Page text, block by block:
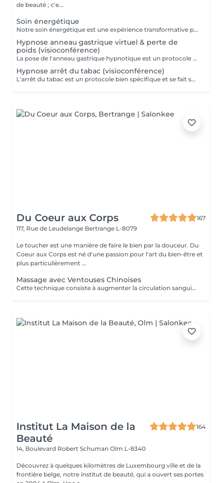
de beauté ; c'e...
Soin énergétique
Notre soin énergétique est une expérience transformative pour libérer blocages et tensions, tout en cultivant une paix intérieure profonde. Ce traitement unique agit sur les énergies environnantes et utilise des techniques éprouvées pour harmoniser l'énergie vitale de votre corps. Avec une approche holistique, nous ciblons les déséquilibres énergétiques qui influent sur votre santé physique et émotionnelle. Basée sur l'interaction avec les champs énergétiques, cette méthode restaure l'équilibre entre corps, esprit et âme. Ce soin, apaisant et régénérant, stimule vos capacités naturelles d'auto-guérison, renforçant vitalité et clarté mentale. Idéal pour se sentir revitalisé, allégé du quotidien, et en harmonie avec soi-même.
Hypnose anneau gastrique virtuel & perte de
poids (visioconférence)
La pose de l'anneau gastrique hypnotique est un protocole bien spécifique et se fait sur 4 séances. Une séance de suivi est également comprise dans le forfait. L'anneau gastrique hypnotique sera bénéfique pour quiconque a un surpoids de 10kg ou plus. La solution hypnotique vous permet de perdre vos kilos en trop sans passer par la case chirurgie chère et dangereuse. Grâce à l'anneau gastrique hypnotique, vous créez un rapport différent avec la nourriture afin de changer vos habitudes alimentaires durablement. Plus d'informations sur : http://jgchypnose.com
Hypnose arrêt du tabac (visioconférence)
L'arrêt du tabac est un protocole bien spécifique et se fait sur 4 séances. Une séance de suivi est également comprise dans le forfait. Motivé à vous libérer du tabac ? Agissez, reprenez votre vie en main et libérez-vous de ces comportements automatiques. Grâce aux suggestions mentales, l'hypnose offre des résultats spectaculaires.
Du Coeur aux Corps
167
117, Rue de Leudelange Bertrange L-8079
Le toucher est une manière de faire le bien par la douceur. Du
Coeur aux Corps est né d'une passion pour l'art du bien-être et
plus particulièrement ...
Massage avec Ventouses Chinoises
Cette technique consiste à augmenter la circulation sanguine. L'objectif est de créer un effet de succion qui favorisera la décongestion des tissus, l'évacuation des toxines et la mobilité des tissus. Prioritairement, cette pratique s'effectue sur le dos.
Institut La Maison de la
Beauté
164
14, Boulevard Robert Schuman Olm L-8340
Découvrez à quelques kilomètres de Luxembourg ville et de la
frontière belge, notre institut de beauté, qui a ouvert ses portes